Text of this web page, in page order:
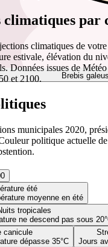
Brebis
été
moyenne en été
tropicales
ne descend pas sous
canicule
dépasse 35°C
Jours
par
climatiques de
estivale, élévation du
Données issues de
et 2100.
municipales 2020,
politique actuelle